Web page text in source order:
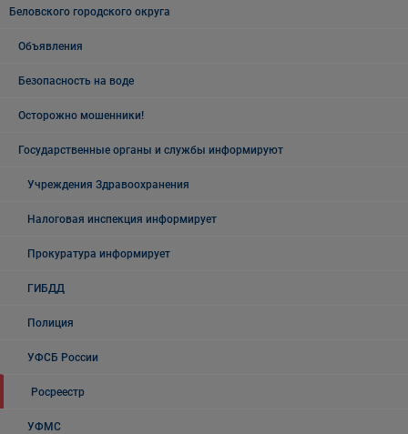
Беловского городского округа
Объявления
Безопасность на воде
Осторожно мошенники!
Государственные органы и службы информируют
Учреждения Здравоохранения
Налоговая инспекция информирует
Прокуратура информирует
ГИБДД
Полиция
УФСБ России
Росреестр
УФМС